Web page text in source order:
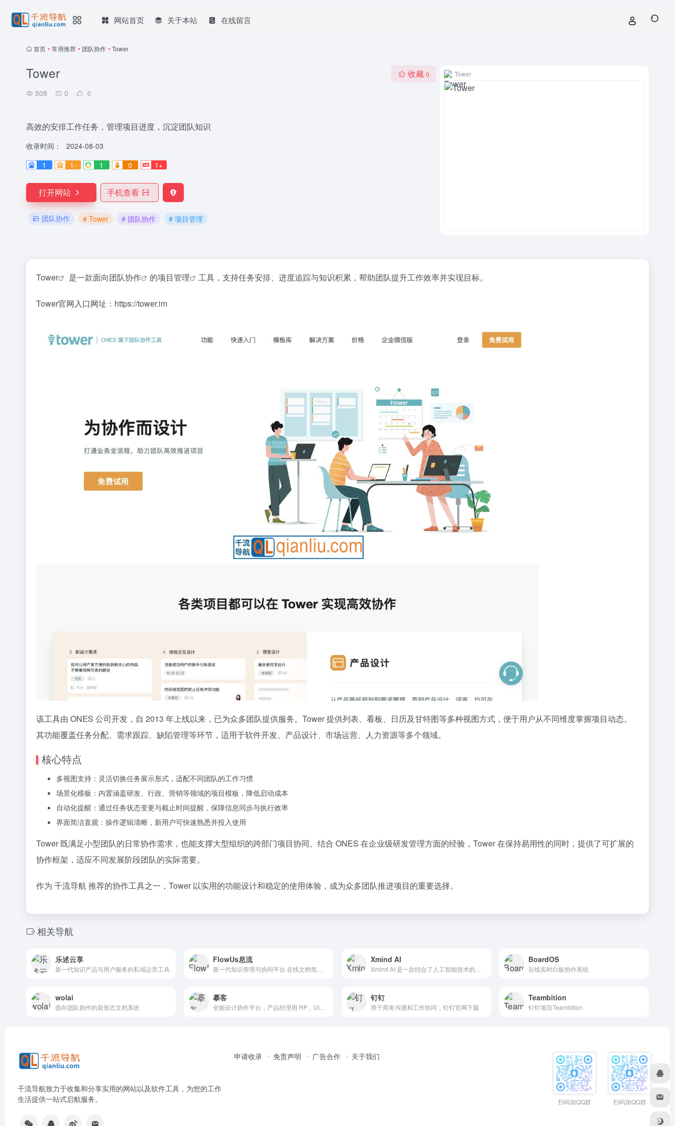
网站首页 关于本站 在线留言
首页 • 常用推荐 • 团队协作 • Tower
Tower
508 0 0
收藏 0
高效的安排工作任务，管理项目进度，沉淀团队知识
收录时间：
2024-08-03
1
1- 1 0 1+
打开网站 手机查看
团队协作 # Tower # 团队协作 # 项目管理
Tower
Tower 是一款面向团队协作 的项目管理 工具，支持任务安排、进度追踪与知识积累，帮助团队提升工作效率并实现目标。
Tower官网入口网址：https://tower.im
该工具由 ONES 公司开发，自 2013 年上线以来，已为众多团队提供服务。Tower 提供列表、看板、日历及甘特图等多种视图方式，便于用户从不同维度掌握项目动态。
其功能覆盖任务分配、需求跟踪、缺陷管理等环节，适用于软件开发、产品设计、市场运营、人力资源等多个领域。
核心特点
多视图支持：灵活切换任务展示形式，适配不同团队的工作习惯
场景化模板：内置涵盖研发、行政、营销等领域的项目模板，降低启动成本
自动化提醒：通过任务状态变更与截止时间提醒，保障信息同步与执行效率
界面简洁直观：操作逻辑清晰，新用户可快速熟悉并投入使用
Tower 既满足小型团队的日常协作需求，也能支撑大型组织的跨部门项目协同。结合 ONES 在企业级研发管理方面的经验，Tower 在保持易用性的同时，提供了可扩展的
协作框架，适应不同发展阶段团队的实际需要。
作为 千流导航 推荐的协作工具之一，Tower 以实用的功能设计和稳定的使用体验，成为众多团队推进项目的重要选择。
相关导航
乐述云享
新一代知识产品与用户服务的私域运营工具
FlowUs息流 Xmind AI BoardOS
在线实时白板协作系统
wolai
面向团队协作的新形态文档系统
摹客 钉钉
用于商务沟通和工作协同，钉钉官网下载
Teambition
钉钉项目Teambition
千流导航致力于收集和分享实用的网站以及软件工具，为您的工作
生活提供一站式启航服务。
申请收录 免责声明 广告合作 关于我们
扫码加QQ群 扫码加QQ群